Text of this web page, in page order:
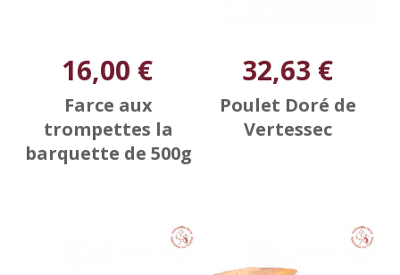
16,00 €
Farce aux
trompettes la
barquette de 500g
32,63 €
Poulet Doré de
Vertessec